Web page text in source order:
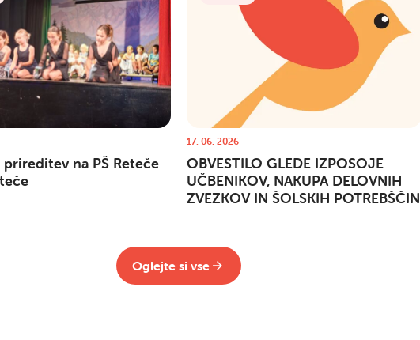
na PŠ Reteče
17. 06. 2026
OBVESTILO GLEDE IZPOSOJE
UČBENIKOV, NAKUPA DELOVNIH
ZVEZKOV IN ŠOLSKIH POTREBŠČIN
Oglejte si vse